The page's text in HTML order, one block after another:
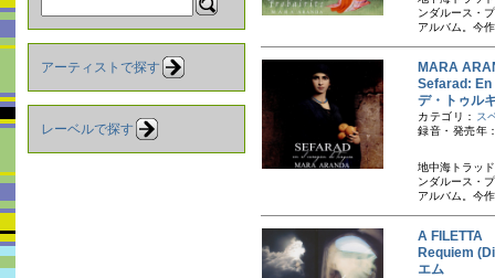
アーティストで探す
レーベルで探す
ンダルース・
アルバム。今
MARA
Sefarad: En
デ・トゥル
カテゴリ： ス
録音・発売年
地中海トラッ
ンダルース・
アルバム。今
A FILETTA
Requiem
エム